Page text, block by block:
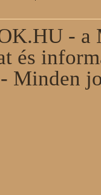
- a
és
Minden